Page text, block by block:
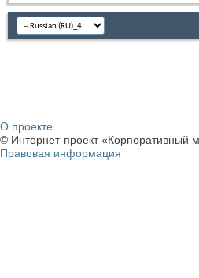
О проекте
© Интернет-проект «Корпоративный
Правовая информация